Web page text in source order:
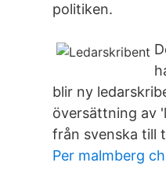
politiken.
blir ny
översättning av
från svenska till
Per malmberg